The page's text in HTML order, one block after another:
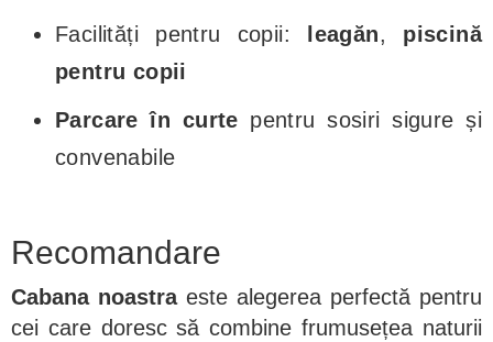
Facilități pentru copii:
leagăn, piscină
pentru copii
Parcare în curte pentru sosiri sigure și
convenabile
Recomandare
Cabana noastraeste alegerea perfectă pentru
cei care doresc să combine frumusețea naturii